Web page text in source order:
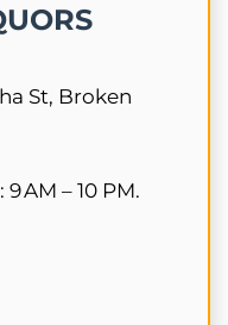
St, Broken
AM – 10 PM.